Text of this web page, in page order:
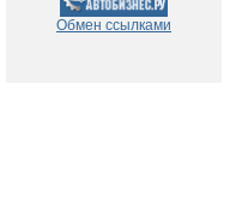
Обмен ссылками